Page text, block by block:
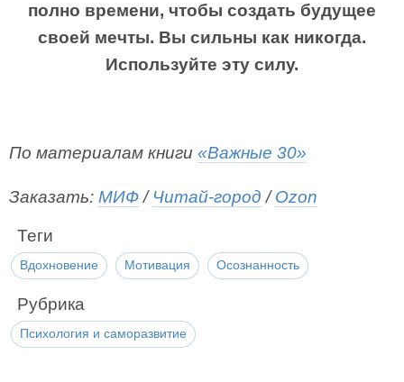
полно времени, чтобы создать будущее
своей мечты. Вы сильны как никогда.
Используйте эту силу.
По материалам книги «Важные 30»
Заказать: МИФ/ Читай-город /Ozon
Теги
Вдохновение Мотивация Осознанность
Рубрика
Психология и саморазвитие